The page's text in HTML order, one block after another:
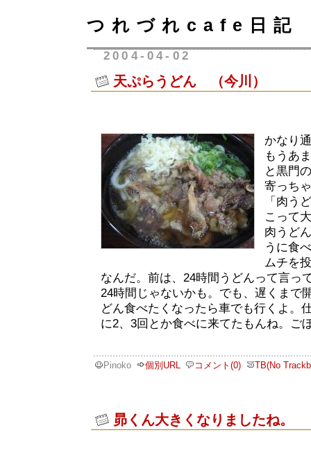
つれづれcafe日記
2004-04-02
天ぷらうどん （今川）
かなり
もうあ
と黒門
寄っち
「肉う
こって
肉うど
うに食
ムチを
なんだ。前は、24時間うどんって言っ
24時間じゃないかも。でも、遅くまで
どん食べたくなったら車でも行くよ。
に2、3回とか食べに来てたもんね。ご
Pinoko 個別URL コメント(0) TB(No
昴くん大きくなりましたね。